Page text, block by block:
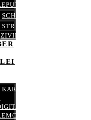
SCHUFARECHT
STRAFRECHT
ZIVILRECHT
KARRIERE